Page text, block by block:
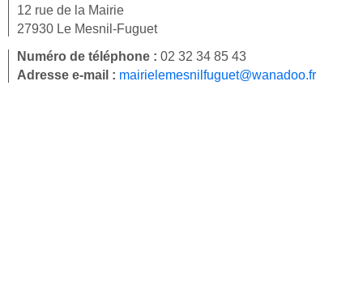
12 rue de la Mairie
27930 Le Mesnil-Fuguet
Numéro de téléphone : 02 32 34 85 43
Adresse e-mail : mairielemesnilfuguet@wanadoo.fr